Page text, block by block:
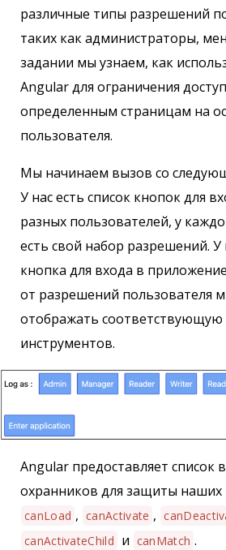
различные типы разрешений
таких как администраторы,
задании мы узнаем, как
Angular для ограничения
определенным страницам на
пользователя.
Мы начинаем вызов со
У нас есть список кнопок для
разных пользователей, у
есть свой набор разрешений. У
кнопка для входа в
от разрешений пользователя
отображать соответствующую
инструментов.
Angular предоставляет список
охранников для защиты
canLoad , canActivate ,
canActivateChild и canMatch .